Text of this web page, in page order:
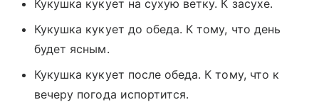
Кукушка кукует на сухую ветку. К засухе.
Кукушка кукует до обеда. К тому, что день
будет ясным.
Кукушка кукует после обеда. К тому, что к
вечеру погода испортится.